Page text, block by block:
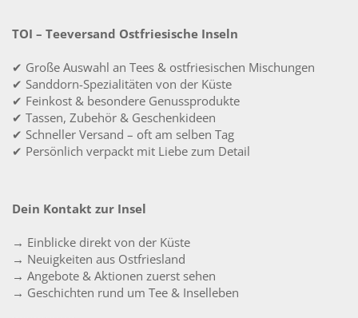
TOI – Teeversand Ostfriesische Inseln
✔ Große Auswahl an Tees & ostfriesischen Mischungen
✔ Sanddorn-Spezialitäten von der Küste
✔ Feinkost & besondere Genussprodukte
✔ Tassen, Zubehör & Geschenkideen
✔ Schneller Versand – oft am selben Tag
✔ Persönlich verpackt mit Liebe zum Detail
Dein Kontakt zur Insel
→ Einblicke direkt von der Küste
→ Neuigkeiten aus Ostfriesland
→ Angebote & Aktionen zuerst sehen
→ Geschichten rund um Tee & Inselleben